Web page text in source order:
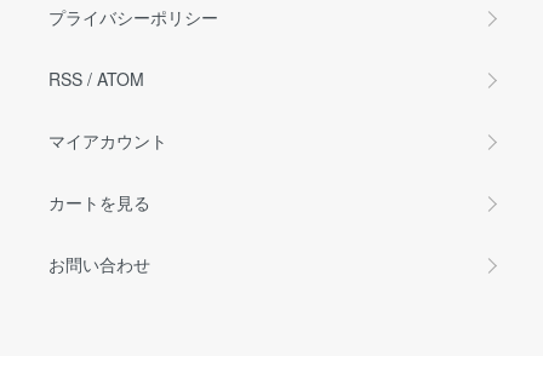
プライバシーポリシー
RSS / ATOM
マイアカウント
カートを見る
お問い合わせ